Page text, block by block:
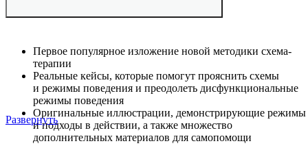
Первое популярное изложение новой методики схема-
терапии
Реальные кейсы, которые помогут прояснить схемы
и режимы поведения и преодолеть дисфункциональные
режимы поведения
Оригинальные иллюстрации, демонстрирующие режимы
и подходы в действии, а также множество
дополнительных материалов для самопомощи
Развернуть